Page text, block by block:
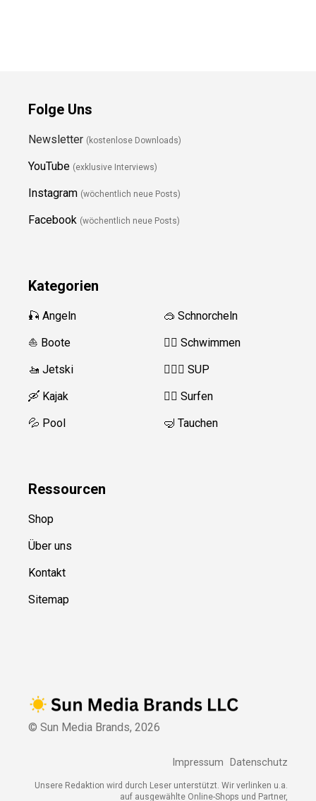
Folge Uns
Newsletter (kostenlose Downloads)
YouTube (exklusive Interviews)
Instagram (wöchentlich neue Posts)
Facebook (wöchentlich neue Posts)
Kategorien
🎣 Angeln
⛵️ Boote
🚤 Jetski
🛶 Kajak
💦 Pool
🥽 Schnorcheln
🏊‍♂️ Schwimmen
🏄‍♀️🛶 SUP
🏄‍♂️ Surfen
🤿 Tauchen
Ressourcen
Shop
Über uns
Kontakt
Sitemap
© Sun Media Brands, 2026
Impressum Datenschutz
Unsere Redaktion wird durch Leser unterstützt. Wir verlinken u.a.
auf ausgewählte Online-Shops und Partner,